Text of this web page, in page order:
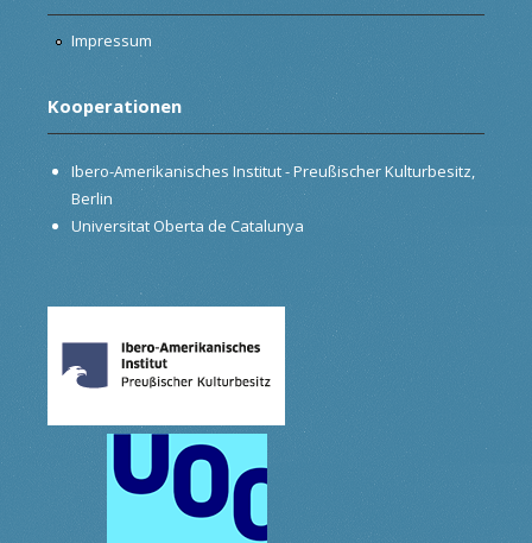
Impressum
Kooperationen
Ibero-Amerikanisches Institut - Preußischer Kulturbesitz,
Berlin
Universitat Oberta de Catalunya